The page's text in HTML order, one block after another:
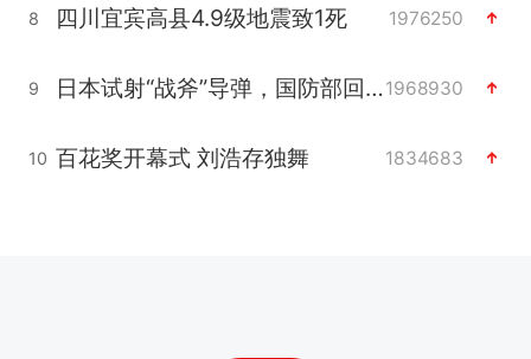
8 四川宜宾高县4.9级地震致1死 1976250
9 日本试射“战斧”导弹，国防部回应1968930
10 百花奖开幕式 刘浩存独舞 1834683